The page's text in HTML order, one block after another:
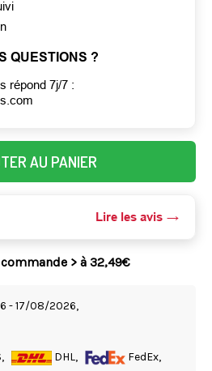
QUESTIONS ?
répond 7j/7 :
AU PANIER
Lire les avis
> à 32,49€
- 17/08/2026,
DHL,
FedEx,